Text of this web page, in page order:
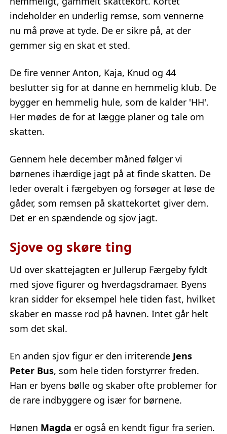
indeholder en underlig remse, som vennerne
nu må prøve at tyde. De er sikre på, at der
gemmer sig en skat et sted.
De fire venner Anton, Kaja, Knud og 44
beslutter sig for at danne en hemmelig klub. De
bygger en hemmelig hule, som de kalder 'HH'.
Her mødes de for at lægge planer og tale om
skatten.
Gennem hele december måned følger vi
børnenes ihærdige jagt på at finde skatten. De
leder overalt i færgebyen og forsøger at løse de
gåder, som remsen på skattekortet giver dem.
Det er en spændende og sjov jagt.
Sjove og skøre ting
Ud over skattejagten er Jullerup Færgeby fyldt
med sjove figurer og hverdagsdramaer. Byens
kran sidder for eksempel hele tiden fast, hvilket
skaber en masse rod på havnen. Intet går helt
som det skal.
En anden sjov figur er den irriterende Jens
Peter Bus, som hele tiden forstyrrer freden.
Han er byens bølle og skaber ofte problemer for
de rare indbyggere og især for børnene.
Hønen Magda er også en kendt figur fra serien.